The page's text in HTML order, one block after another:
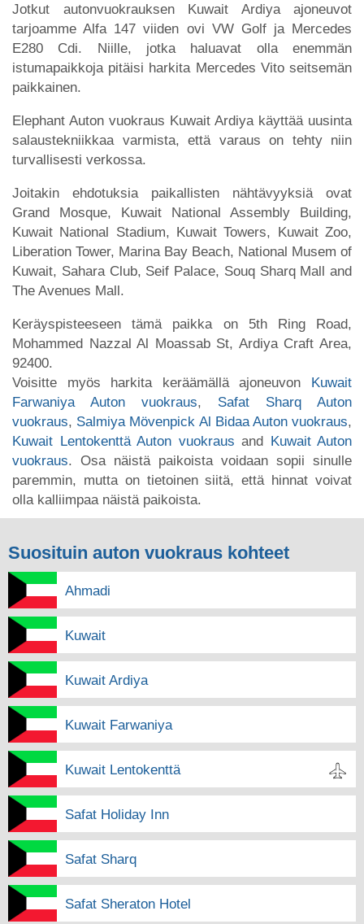
Jotkut autonvuokrauksen Kuwait Ardiya ajoneuvot
tarjoamme Alfa 147 viiden ovi VW Golf ja Mercedes
E280 Cdi. Niille, jotka haluavat olla enemmän
istumapaikkoja pitäisi harkita Mercedes Vito seitsemän
paikkainen.
Elephant Auton vuokraus Kuwait Ardiya käyttää uusinta
salaustekniikkaa varmista, että varaus on tehty niin
turvallisesti verkossa.
Joitakin ehdotuksia paikallisten nähtävyyksiä ovat
Grand Mosque, Kuwait National Assembly Building,
Kuwait National Stadium, Kuwait Towers, Kuwait Zoo,
Liberation Tower, Marina Bay Beach, National Musem of
Kuwait, Sahara Club, Seif Palace, Souq Sharq Mall and
The Avenues Mall.
Keräyspisteeseen tämä paikka on 5th Ring Road,
Mohammed Nazzal Al Moassab St, Ardiya Craft Area,
92400.
Voisitte myös harkita keräämällä ajoneuvon Kuwait
Farwaniya Auton vuokraus, Safat Sharq Auton
vuokraus, Salmiya Mövenpick Al Bidaa Auton vuokraus,
Kuwait Lentokenttä Auton vuokraus and Kuwait Auton
vuokraus. Osa näistä paikoista voidaan sopii sinulle
paremmin, mutta on tietoinen siitä, että hinnat voivat
olla kalliimpaa näistä paikoista.
Suosituin auton vuokraus kohteet
Ahmadi
Kuwait
Kuwait Ardiya
Kuwait Farwaniya
Kuwait Lentokenttä
Safat Holiday Inn
Safat Sharq
Safat Sheraton Hotel